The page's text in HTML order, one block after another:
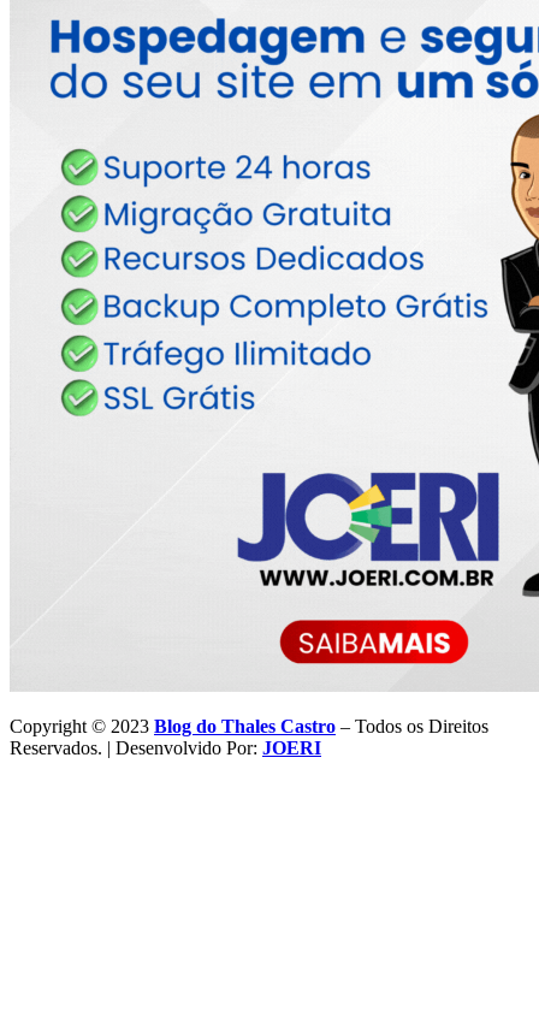
Copyright © 2023 Blog do Thales Castro – Todos os Direitos
Reservados. | Desenvolvido Por: JOERI